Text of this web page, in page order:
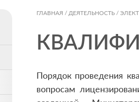
ГЛАВНАЯ / ДЕЯТЕЛЬНОСТЬ /
Порядок проведения
вопросам